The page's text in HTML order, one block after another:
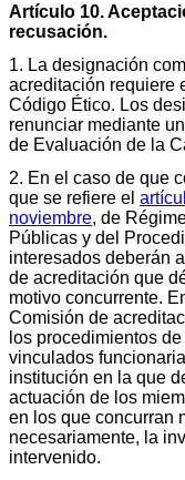
Artículo 10.
recusación.
1. La designación
acreditación requiere
Código Ético. Los
renunciar mediante
de Evaluación de la
2. En el caso de que
que se refiere el
noviembre, de
Públicas y del
interesados deberán
de acreditación que
motivo concurrente.
Comisión de
los procedimientos
vinculados
institución en la que
actuación de los
en los que concurran
necesariamente, la
intervenido.